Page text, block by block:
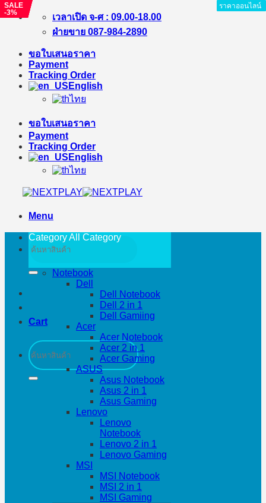
Skip
เวลาเปิด จ-ศ : 09.00-18.00
ฝ่ายขาย 087-984-2890
ขอใบเสนอราคา
Payment
Tracking Order
English
ไทย
ขอใบเสนอราคา
Payment
Tracking Order
English
ไทย
Menu
Search
for:
Cart
Search
for:
Category All Category
Notebook
Dell
Dell Notebook
Dell 2 in 1
Dell Gamiing
Acer
Acer Notebook
Acer 2 in 1
Acer Gaming
ASUS
Asus Notebook
Asus 2 in 1
Asus Gaming
Lenovo
Lenovo
Notebook
Lenovo 2 in 1
Lenovo Gaming
MSI
MSI Notebook
MSI 2 in 1
MSI Gaming
ราคาออนไลน์
SALE
-3%
ราคาออนไลน์
ราคาออนไลน์
ราคาออนไลน์
SALE
-8%
ราคาออนไลน์
SALE
-5%
ราคาออนไลน์
ราคาออนไลน์
SALE
-3%
ราคาออนไลน์
ราคาออนไลน์